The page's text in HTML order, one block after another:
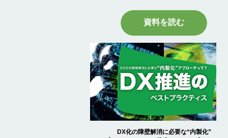
資料を読む
DX化の障壁解消に必要な“内製化”